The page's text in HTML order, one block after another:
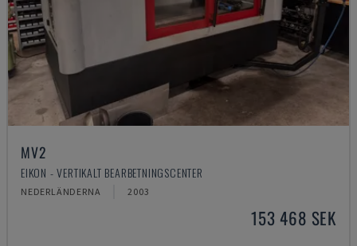
MV2
EIKON - VERTIKALT BEARBETNINGSCENTER
NEDERLÄNDERNA 2003
153 468 SEK